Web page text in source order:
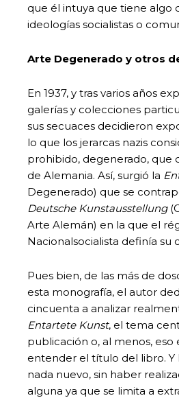
que él intuya que tiene algo
ideologías socialistas o
Arte Degenerado y otros
En 1937, y tras varios años
galerías y colecciones
sus secuaces decidieron
lo que los jerarcas nazis
prohibido, degenerado, que
de Alemania. Así, surgió la
Degenerado) que se
Deutsche Kunstausstellung
Arte Alemán) en la que el
Nacionalsocialista definía su
Pues bien, de las más de
esta monografía, el autor
cincuenta a analizar
Entartete Kunst, el tema
publicación o, al menos, eso
entender el título del libro. Y
nada nuevo, sin haber
alguna ya que se limita a